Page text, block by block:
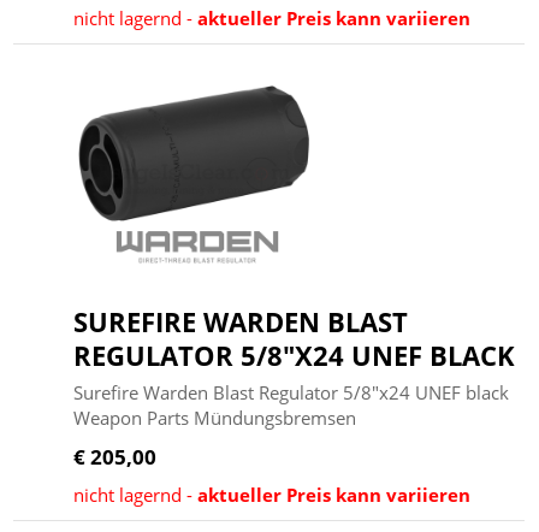
nicht lagernd -aktueller Preis kann variieren
SUREFIRE WARDEN BLAST
REGULATOR 5/8"X24 UNEF BLACK
Surefire Warden Blast Regulator 5/8"x24 UNEF black
Weapon Parts Mündungsbremsen
€ 205,00
nicht lagernd -aktueller Preis kann variieren